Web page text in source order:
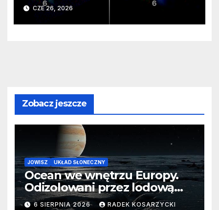
rodzi się supergalaktyka i
monstrualna czarna dziura
CZE 26, 2026
Zobacz jeszcze
JOWISZ UKŁAD SŁONECZNY
Ocean we wnętrzu Europy.
Odizolowani przez lodową
barierę
6 SIERPNIA 2026 RADEK KOSARZYCKI